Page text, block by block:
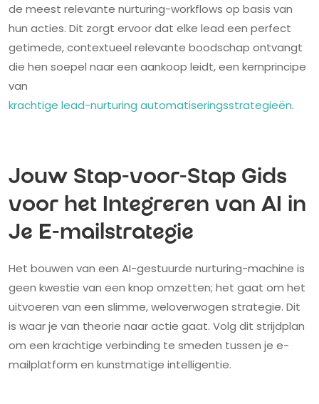
de meest relevante nurturing-workflows op basis van
hun acties. Dit zorgt ervoor dat elke lead een perfect
getimede, contextueel relevante boodschap ontvangt
die hen soepel naar een aankoop leidt, een kernprincipe
van
krachtige lead-nurturing automatiseringsstrategieën.
Jouw Stap-voor-Stap Gids
voor het Integreren van AI in
Je E-mailstrategie
Het bouwen van een AI-gestuurde nurturing-machine is
geen kwestie van een knop omzetten; het gaat om het
uitvoeren van een slimme, weloverwogen strategie. Dit
is waar je van theorie naar actie gaat. Volg dit strijdplan
om een krachtige verbinding te smeden tussen je e-
mailplatform en kunstmatige intelligentie.